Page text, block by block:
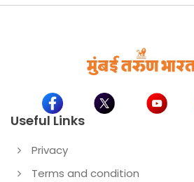
Useful Links
Privacy
Terms and condition